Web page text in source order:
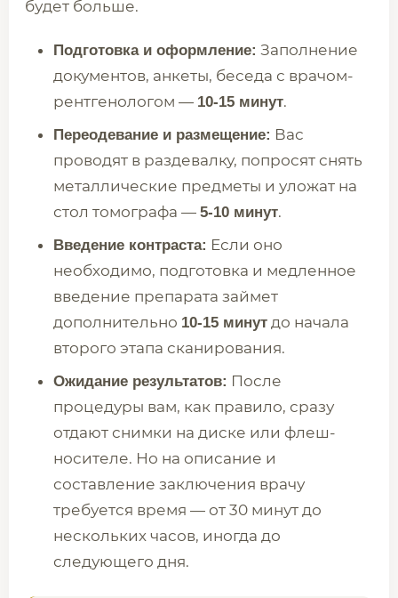
будет больше.
Подготовка и оформление: Заполнение
документов, анкеты, беседа с врачом-
рентгенологом — 10-15 минут.
Переодевание и размещение: Вас
проводят в раздевалку, попросят снять
металлические предметы и уложат на
стол томографа — 5-10 минут.
Введение контраста: Если оно
необходимо, подготовка и медленное
введение препарата займет
дополнительно 10-15 минут до начала
второго этапа сканирования.
Ожидание результатов: После
процедуры вам, как правило, сразу
отдают снимки на диске или флеш-
носителе. Но на описание и
составление заключения врачу
требуется время — от 30 минут до
нескольких часов, иногда до
следующего дня.